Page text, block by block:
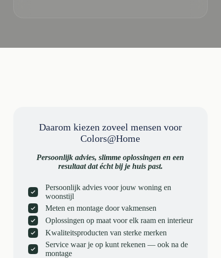
Daarom kiezen zoveel mensen voor
Colors@Home
Persoonlijk advies, slimme oplossingen en een
resultaat dat écht bij je huis past.
Persoonlijk advies voor jouw woning en
woonstijl
Meten en montage door vakmensen
Oplossingen op maat voor elk raam en interieur
Kwaliteitsproducten van sterke merken
Service waar je op kunt rekenen — ook na de
montage